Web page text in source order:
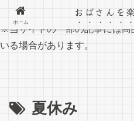
※当サイトの一部の記事には商
いる場合があります。
夏休み
ホーム
おばさんを